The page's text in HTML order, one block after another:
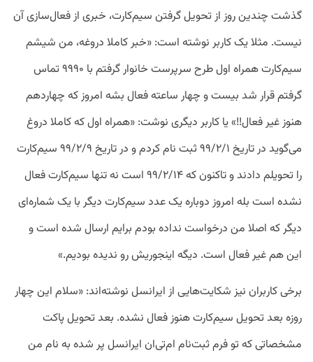
گذشت چندین روز از تحویل گرفتن سیم‌کارت، خبری از فعال‌سازی آن
نیست. مثلا یک کاربر نوشته است: «خبر کاملا دروغه، من شیشم
سیم‌کارت همراه اول طرح سرپرست خانوار گرفتم با ۹۹۹۰ تماس
گرفتم قرار شد بیست و چهار ساعته فعال بشه امروز که چهاردهم
هنوز غیر فعال!!» یا کاربر دیگری نوشت: «همراه اول که کاملا دروغ
می‌گوید در تاریخ ۹۹/۲/۱ ثبت نام کردم و در تاریخ ۹۹/۲/۹ سیم‌کارت
را تحویلم دادند و تاکنون که ۹۹/۲/۱۴ است نه تنها سیم‌کارت فعال
نشده است بله امروز دوباره یک عدد سیم‌کارت دیگر با یک شماره‌ای
دیگر که اصلا من درخواست نداده بودم برایم ارسال شده است و
این هم غیر فعال است. دیگه اینجوریش رو ندیده بودیم.»
برخی کاربران نیز شکایت‌هایی از ایرانسل نوشته‌اند: «سلام این چهار
روزه بعد تحویل سیم‌کارت هنوز فعال نشده. بعد تحویل پاکت
مشخصاتی که تو فرم ثبت‌نام ام‌تی‌ان ایرانسل پر شده به نام من